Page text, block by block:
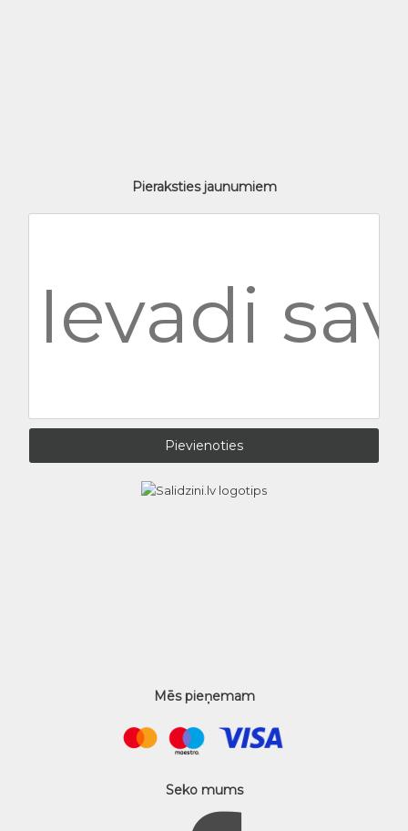
Pieraksties jaunumiem
Mēs pieņemam
Seko mums